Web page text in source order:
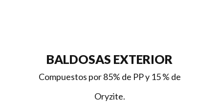
BALDOSAS EXTERIOR
Compuestos por 85% de PP y 15 % de
Oryzite.